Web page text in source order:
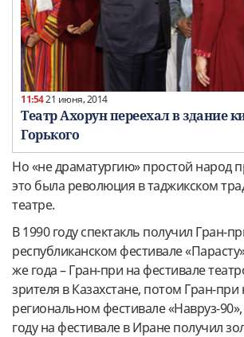
11:5421 июня, 2014
Театр Ахорун переехал в здание
Горького
Но «не драматургию» простой народ
это была революция в таджикском
театре.
В 1990 году спектакль получил Гран-
республиканском фестивале
же года – Гран-при на фестивале
зрителя в Казахстане, потом Гран-при
региональном фестивале «Навруз-
году на фестивале в Иране получил